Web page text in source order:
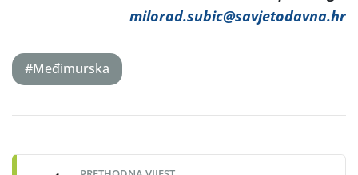
milorad.subic@savjetodavna.hr
#Međimurska
navigation